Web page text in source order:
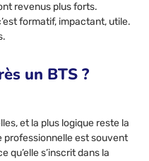
revenus plus forts.
formatif, impactant, utile.
un BTS ?
et la plus logique reste la
professionnelle est souvent
qu’elle s’inscrit dans la